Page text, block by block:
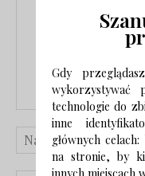
Gdy
wykorzystywać
technologie do
inne
głównych
na stronie, by